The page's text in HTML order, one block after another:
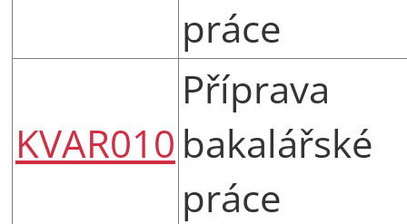
práce
KVAR010
Příprava
bakalářské
práce